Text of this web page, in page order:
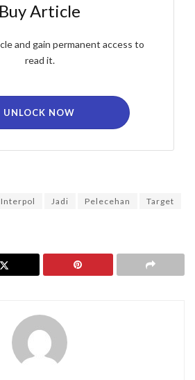
Buy Article
and gain permanent access to
read it.
UNLOCK NOW
Interpol Jadi Pelecehan
Target